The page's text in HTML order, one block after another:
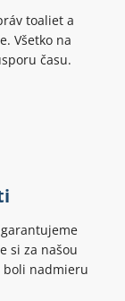
toaliet a
Všetko na
času.
si za našou
boli nadmieru